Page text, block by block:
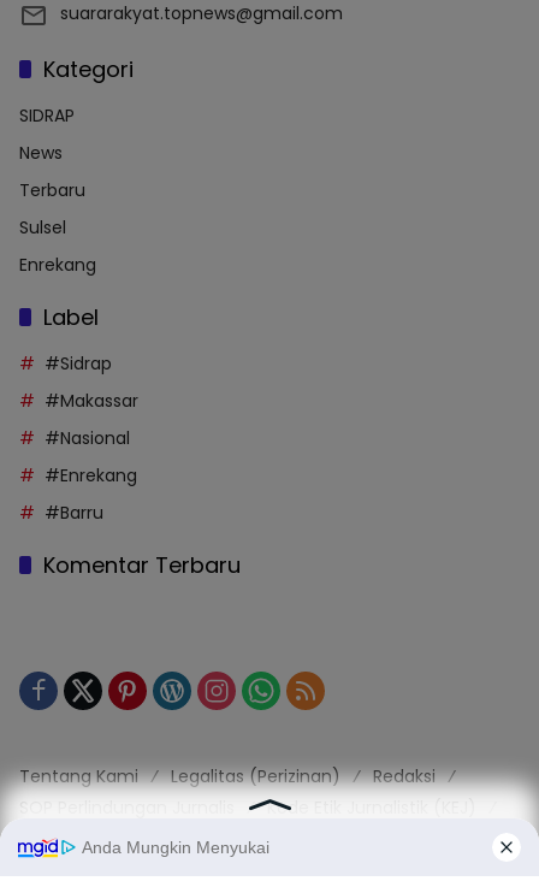
suararakyat.topnews@gmail.com
Kategori
SIDRAP
News
Terbaru
Sulsel
Enrekang
Label
#Sidrap
#Makassar
#Nasional
#Enrekang
#Barru
Komentar Terbaru
Tentang Kami Legalitas (Perizinan)
Redaksi
Kode Etik Jurnalistik (KEJ)
Kode Etik Perilaku Perusahaan (KEPP)